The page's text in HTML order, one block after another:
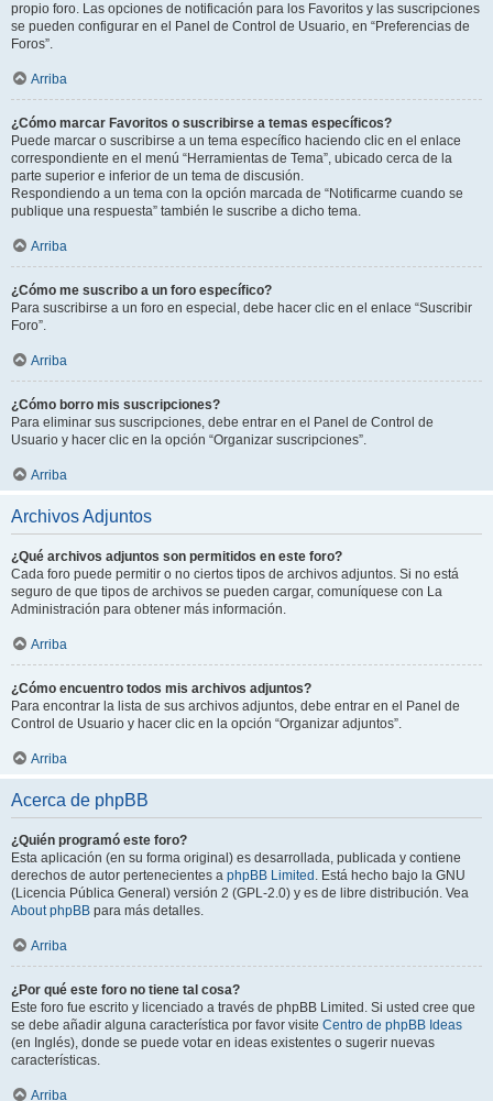
propio foro. Las opciones de notificación para los Favoritos y las suscripciones
se pueden configurar en el Panel de Control de Usuario, en “Preferencias de
Foros”.
Arriba
¿Cómo marcar Favoritos o suscribirse a temas específicos?
Puede marcar o suscribirse a un tema específico haciendo clic en el enlace
correspondiente en el menú “Herramientas de Tema”, ubicado cerca de la
parte superior e inferior de un tema de discusión.
Respondiendo a un tema con la opción marcada de “Notificarme cuando se
publique una respuesta” también le suscribe a dicho tema.
Arriba
¿Cómo me suscribo a un foro específico?
Para suscribirse a un foro en especial, debe hacer clic en el enlace “Suscribir
Foro”.
Arriba
¿Cómo borro mis suscripciones?
Para eliminar sus suscripciones, debe entrar en el Panel de Control de
Usuario y hacer clic en la opción “Organizar suscripciones”.
Arriba
Archivos Adjuntos
¿Qué archivos adjuntos son permitidos en este foro?
Cada foro puede permitir o no ciertos tipos de archivos adjuntos. Si no está
seguro de que tipos de archivos se pueden cargar, comuníquese con La
Administración para obtener más información.
Arriba
¿Cómo encuentro todos mis archivos adjuntos?
Para encontrar la lista de sus archivos adjuntos, debe entrar en el Panel de
Control de Usuario y hacer clic en la opción “Organizar adjuntos”.
Arriba
Acerca de phpBB
¿Quién programó este foro?
Esta aplicación (en su forma original) es desarrollada, publicada y contiene
derechos de autor pertenecientes a phpBB Limited . Está hecho bajo la GNU
(Licencia Pública General) versión 2 (GPL-2.0) y es de libre distribución. Vea
About phpBB para más detalles.
Arriba
¿Por qué este foro no tiene tal cosa?
Este foro fue escrito y licenciado a través de phpBB Limited. Si usted cree que
se debe añadir alguna característica por favor visite Centro de phpBB Ideas
(en Inglés), donde se puede votar en ideas existentes o sugerir nuevas
características.
Arriba